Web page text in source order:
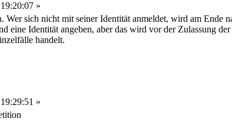
»
Wer sich nicht mit seiner Identität anmeldet, wird am Ende
eine Identität angeben, aber das wird vor der Zulassung
handelt.
»